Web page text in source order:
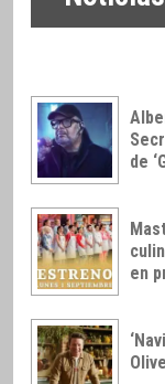
de
en